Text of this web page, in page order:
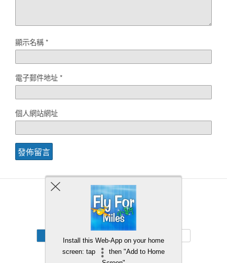
顯示名稱*
電子郵件地址*
個人網站網址
Back to top
Install this Web-App on your home
screen: tap
then "Add to Home